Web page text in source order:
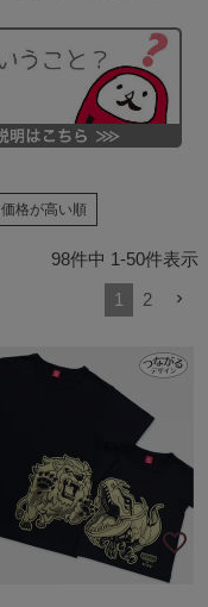
価格が高い順
98件中 1-50件表示
1
2